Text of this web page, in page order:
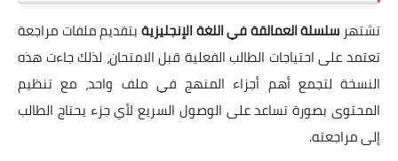
تشتهر سلسلة العمالقة في اللغة الإنجليزيةبتقديم ملفات مراجعة
تعتمد على احتياجات الطالب الفعلية قبل الامتحان، لذلك جاءت هذه
النسخة لتجمع أهم أجزاء المنهج في ملف واحد، مع تنظيم
المحتوى بصورة تساعد على الوصول السريع لأي جزء يحتاج الطالب
إلى مراجعته.